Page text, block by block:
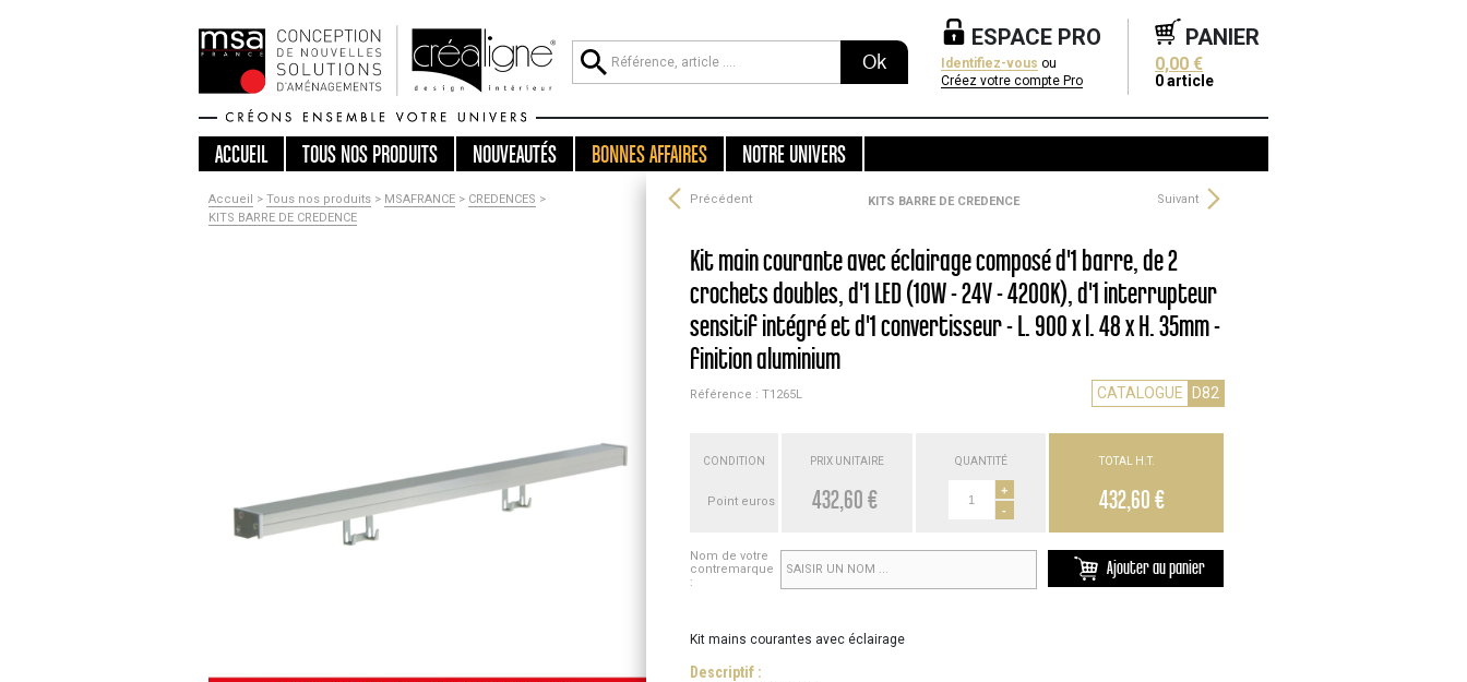
Ok
ESPACE PRO
Identifiez-vous ou
Créez votre compte Pro
PANIER
0,00 €
0article
ACCUEIL TOUSNOS PRODUITS NOUVEAUTÉS BONNES AFFAIRES NOTRE UNIVERS
Accueil > Tous nos produits> MSAFRANCE> CREDENCES >
KITS BARRE DE CREDENCE
Précédent KITS BARRE DE CREDENCE Suivant
Kit main courante avec éclairage composé d'1 barre, de 2
crochets doubles, d'1 LED (10W - 24V - 4200K), d'1 interrupteur
sensitif intégré et d'1 convertisseur - L. 900 x l. 48 x H. 35mm -
finition aluminium
Référence : T1265L CATALOGUE D82
CONDITION
Point euros
PRIX UNITAIRE
432,60 €
QUANTITÉ
+
-
TOTAL H.T.
432,60 €
Nom de votre
contremarque
:
Ajouter au panier
Kit mains courantes avec éclairage
Descriptif :